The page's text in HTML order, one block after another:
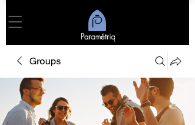
Paramétriq
Groups